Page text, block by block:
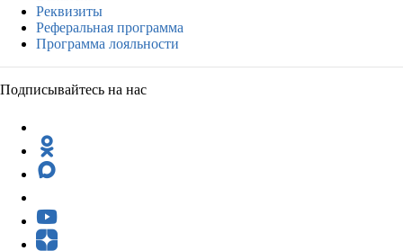
Реквизиты
Реферальная программа
Программа лояльности
Подписывайтесь на нас